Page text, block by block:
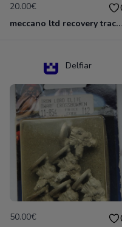
20.00€
meccano ltd recovery tractor N°661
Delfiar
50.00€